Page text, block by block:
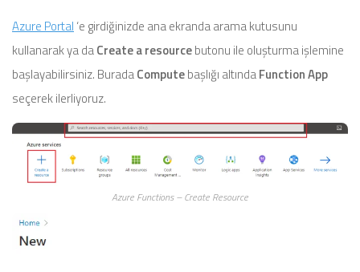
Azure Portal ‘e girdiğinizde ana ekranda arama kutusunu
kullanarak ya daCreate a resourcebutonu ile oluşturma işlemine
başlayabilirsiniz. BuradaComputebaşlığı altındaFunction App
seçerek ilerliyoruz.
Azure Functions – Create Resource